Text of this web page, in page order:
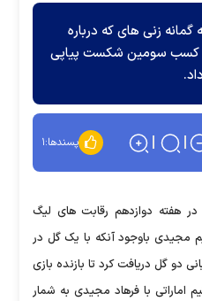
گمانه زنی های که درباره
کسب سومین شکست پیاپی
پسندها:۱
در هفته دوازدهم رقابت های لیگ
مجیدی باوجود آنکه با یک گل در
دو گل دریافت کرد تا بازنده بازی
با فرهاد مجیدی به شمار